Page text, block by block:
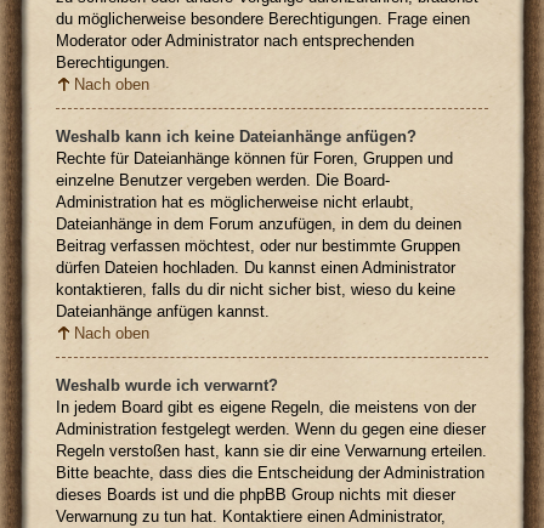
du möglicherweise besondere Berechtigungen. Frage einen
Moderator oder Administrator nach entsprechenden
Berechtigungen.
Nach oben
Weshalb kann ich keine Dateianhänge anfügen?
Rechte für Dateianhänge können für Foren, Gruppen und
einzelne Benutzer vergeben werden. Die Board-
Administration hat es möglicherweise nicht erlaubt,
Dateianhänge in dem Forum anzufügen, in dem du deinen
Beitrag verfassen möchtest, oder nur bestimmte Gruppen
dürfen Dateien hochladen. Du kannst einen Administrator
kontaktieren, falls du dir nicht sicher bist, wieso du keine
Dateianhänge anfügen kannst.
Nach oben
Weshalb wurde ich verwarnt?
In jedem Board gibt es eigene Regeln, die meistens von der
Administration festgelegt werden. Wenn du gegen eine dieser
Regeln verstoßen hast, kann sie dir eine Verwarnung erteilen.
Bitte beachte, dass dies die Entscheidung der Administration
dieses Boards ist und die phpBB Group nichts mit dieser
Verwarnung zu tun hat. Kontaktiere einen Administrator,